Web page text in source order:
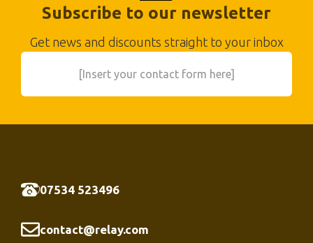
Subscribe to our newsletter
Get news and discounts straight to your inbox
[Insert your contact form here]
07534 523496
contact@relay.com